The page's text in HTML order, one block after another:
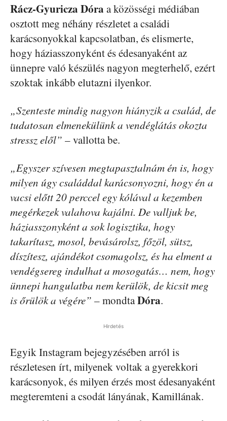
Rácz-Gyuricza Dóra a közösségi médiában
osztott meg néhány részletet a családi
karácsonyokkal kapcsolatban, és elismerte,
hogy háziasszonyként és édesanyaként az
ünnepre való készülés nagyon megterhelő, ezért
szoktak inkább elutazni ilyenkor.
„Szenteste mindig nagyon hiányzik a család, de
tudatosan elmenekülünk a vendéglátás okozta
stressz elől” – vallotta be.
„Egyszer szívesen megtapasztalnám én is, hogy
milyen úgy családdal karácsonyozni, hogy én a
vacsi előtt 20 perccel egy kólával a kezemben
megérkezek valahova kajálni. De valljuk be,
háziasszonyként a sok logisztika, hogy
takarítasz, mosol, bevásárolsz, főzöl, sütsz,
díszítesz, ajándékot csomagolsz, és ha elment a
vendégsereg indulhat a mosogatás… nem, hogy
ünnepi hangulatba nem kerülök, de kicsit meg
is őrülök a végére” – mondtaDóra.
Hirdetés
Egyik Instagram bejegyzésében arról is
részletesen írt, milyenek voltak a gyerekkori
karácsonyok, és milyen érzés most édesanyaként
megteremteni a csodát lányának, Kamillának.